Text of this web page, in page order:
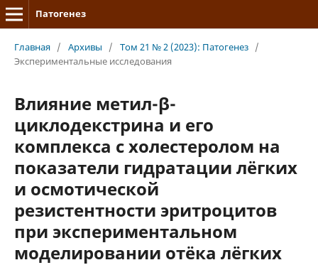
Патогенез
Главная / Архивы / Том 21 № 2 (2023): Патогенез /
Экспериментальные исследования
Влияние метил-β-
циклодекстрина и его
комплекса с холестеролом на
показатели гидратации лёгких
и осмотической
резистентности эритроцитов
при экспериментальном
моделировании отёка лёгких